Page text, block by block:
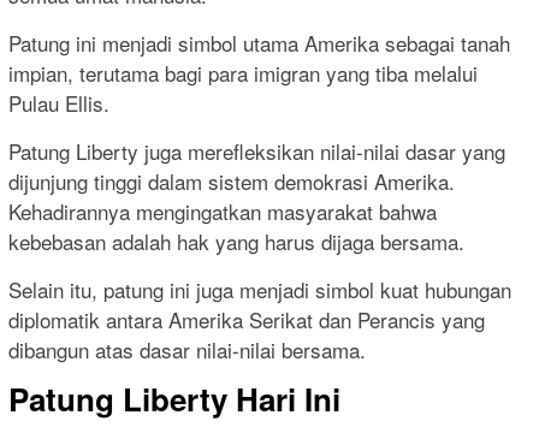
Patung ini menjadi simbol utama Amerika sebagai tanah
impian, terutama bagi para imigran yang tiba melalui
Pulau Ellis.
Patung Liberty juga merefleksikan nilai-nilai dasar yang
dijunjung tinggi dalam sistem demokrasi Amerika.
Kehadirannya mengingatkan masyarakat bahwa
kebebasan adalah hak yang harus dijaga bersama.
Selain itu, patung ini juga menjadi simbol kuat hubungan
diplomatik antara Amerika Serikat dan Perancis yang
dibangun atas dasar nilai-nilai bersama.
Patung Liberty Hari Ini